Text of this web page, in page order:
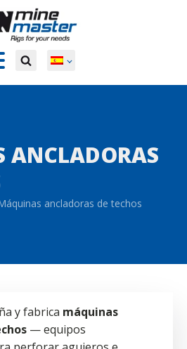
ANCLADORAS
ancladoras de techos
y fabrica máquinas
— equipos